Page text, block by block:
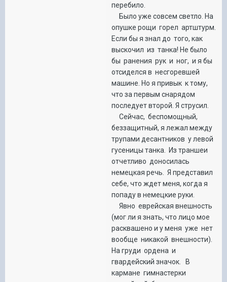
перебило.
Было уже совсем светло. На
опушке рощи горел артштурм.
Если бы я знал до того, как
выскочил из танка! Не было
бы ранения рук и ног, и я бы
отсиделся в несгоревшей
машине. Но я привык к тому,
что за первым снарядом
последует второй. Я струсил.
Сейчас, беспомощный,
беззащитный, я лежал между
трупами десантников у левой
гусеницы танка. Из траншеи
отчетливо доносилась
немецкая речь. Я представил
себе, что ждет меня, когда я
попаду в немецкие руки.
Явно еврейская внешность
(мог ли я знать, что лицо мое
расквашено и у меня уже нет
вообще никакой внешности).
На груди ордена и
гвардейский значок. В
кармане гимнастерки